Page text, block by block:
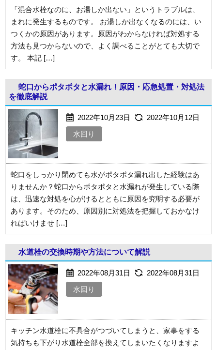
「混合水栓なのに、お湯しか出ない」というトラブルは、
まれに発生するものです。 お湯しか出なくなるのには、い
つくかの原因があります。原因がわからなければ対処する
方法も見つからないので、よく調べることがとても大切で
す。 本記 […]
蛇口からポタポタと水漏れ！原因・応急処置・対処法
を徹底解説
2022年10月23日
2022年10月12日
水回り
蛇口をしっかり閉めても水がポタポタ漏れ出した経験はあ
りませんか？蛇口からポタポタと水漏れが発生している際
は、迅速な対処を心がけるとともに原因を究明する必要が
あります。そのため、原因別に対処法を把握しておかなけ
ればいけませ […]
水道栓の交換時期や方法について解説
2022年08月31日
2022年08月31日
水回り
キッチン水道栓に不具合がつづいてしまうと、家事をする
気持ちも下がり水道栓全部を換えてしまいたくなりますよ